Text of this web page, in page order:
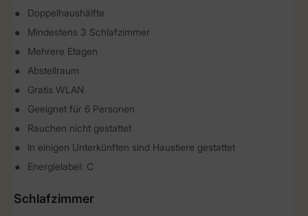
Doppelhaushälfte
Mindestens 3 Schlafzimmer
Mehrere Etagen
Abstellraum
Gratis WLAN
Geeignet für 6 Personen
Rauchen nicht gestattet
In einigen Unterkünften sind Haustiere gestattet
Energielabel: C
Schlafzimmer